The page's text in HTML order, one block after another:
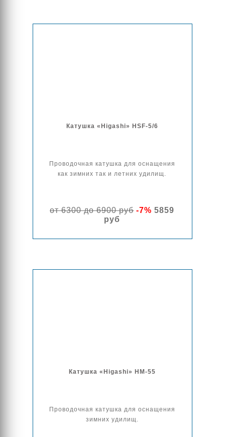
Катушка «Higashi» HSF-5/6
Проводочная катушка для оснащения
как зимних так и летних удилищ.
от 6300 до 6900 руб-7% 5859
руб
Катушка «Higashi» HM-55
Проводочная катушка для оснащения
зимних удилищ.